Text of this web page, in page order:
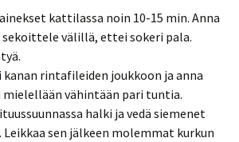
kattilassa noin 10-15 min. Anna
välillä, ettei sokeri pala.
kanan rintafileiden joukkoon ja anna
mielellään vähintään pari tuntia.
halki ja vedä siemenet
sen jälkeen molemmat kurkun